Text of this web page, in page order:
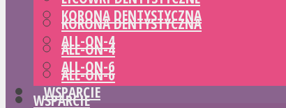
KORONA DENTYSTYCZNA
ALL-ON-4
ALL-ON-6
WSPARCIE
KORONA DENTYSTYCZNA
ALL-ON-4
ALL-ON-6
WSPARCIE